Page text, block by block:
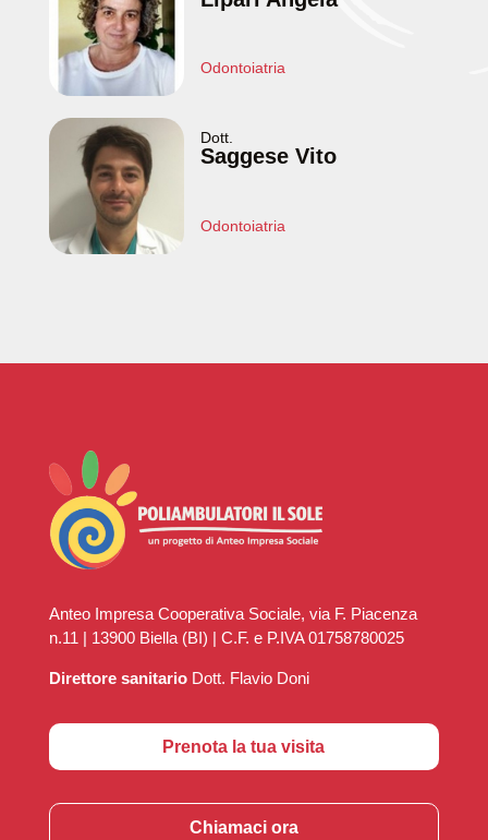
Odontoiatria
Dott.
Saggese Vito
Odontoiatria
Anteo Impresa Cooperativa Sociale, via F. Piacenza
n.11 | 13900 Biella (BI) | C.F. e P.IVA 01758780025
Direttore sanitario Dott. Flavio Doni
Prenota la tua visita
Chiamaci ora